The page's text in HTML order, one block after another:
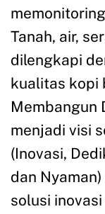
Tanah, air,
dilengkapi
kualitas kopi
Membangun
menjadi visi
(Inovasi,
dan
solusi